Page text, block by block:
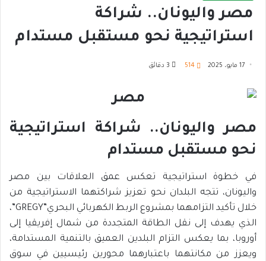
مصر واليونان.. شراكة
استراتيجية نحو مستقبل مستدام
17 مايو، 2025 514
مصر واليونان.. شراكة استراتيجية
نحو مستقبل مستدام
في خطوة استراتيجية تعكس عمق العلاقات بين مصر
واليونان، تتجه البلدان نحو تعزيز شراكتهما الاستراتيجية من
خلال تأكيد التزامهما بمشروع الربط الكهربائي البحري”GREGY”،
الذي يهدف إلى نقل الطاقة المتجددة من شمال إفريقيا إلى
أوروبا، بما يعكس التزام البلدين العميق بالتنمية المستدامة،
ويعزز من مكانتهما باعتبارهما محورين رئيسيين في سوق